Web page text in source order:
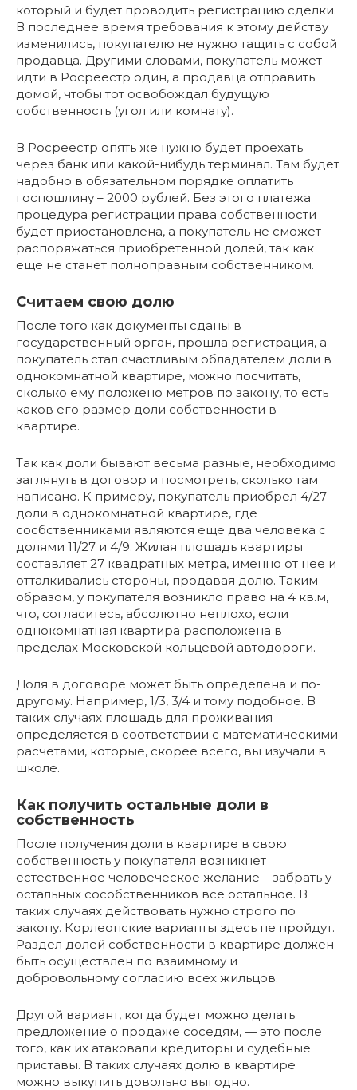
который и будет проводить регистрацию сделки.
В последнее время требования к этому действу
изменились, покупателю не нужно тащить с собой
продавца. Другими словами, покупатель может
идти в Росреестр один, а продавца отправить
домой, чтобы тот освобождал будущую
собственность (угол или комнату).
В Росреестр опять же нужно будет проехать
через банк или какой-нибудь терминал. Там будет
надобно в обязательном порядке оплатить
госпошлину – 2000 рублей. Без этого платежа
процедура регистрации права собственности
будет приостановлена, а покупатель не сможет
распоряжаться приобретенной долей, так как
еще не станет полноправным собственником.
Считаем свою долю
После того как документы сданы в
государственный орган, прошла регистрация, а
покупатель стал счастливым обладателем доли в
однокомнатной квартире, можно посчитать,
сколько ему положено метров по закону, то есть
каков его размер доли собственности в
квартире.
Так как доли бывают весьма разные, необходимо
заглянуть в договор и посмотреть, сколько там
написано. К примеру, покупатель приобрел 4/27
доли в однокомнатной квартире, где
сосбственниками являются еще два человека с
долями 11/27 и 4/9. Жилая площадь квартиры
составляет 27 квадратных метра, именно от нее и
отталкивались стороны, продавая долю. Таким
образом, у покупателя возникло право на 4 кв.м,
что, согласитесь, абсолютно неплохо, если
однокомнатная квартира расположена в
пределах Московской кольцевой автодороги.
Доля в договоре может быть определена и по-
другому. Например, 1/3, 3/4 и тому подобное. В
таких случаях площадь для проживания
определяется в соответствии с математическими
расчетами, которые, скорее всего, вы изучали в
школе.
Как получить остальные доли в
собственность
После получения доли в квартире в свою
собственность у покупателя возникнет
естественное человеческое желание – забрать у
остальных сособственников все остальное. В
таких случаях действовать нужно строго по
закону. Корлеонские варианты здесь не пройдут.
Раздел долей собственности в квартире должен
быть осуществлен по взаимному и
добровольному согласию всех жильцов.
Другой вариант, когда будет можно делать
предложение о продаже соседям, — это после
того, как их атаковали кредиторы и судебные
приставы. В таких случаях долю в квартире
можно выкупить довольно выгодно.